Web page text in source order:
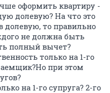
оформить квартиру -
долевую? На что это
долевую, то правильно
не должна быть
полный вычет?
только на 1-го
при этом
на 1-го супруга? 2-го